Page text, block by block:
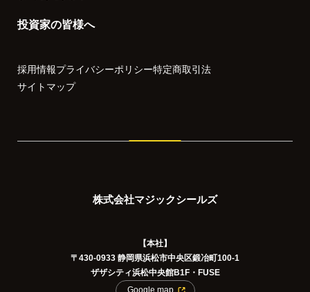
投資家の皆様へ
採用情報プライバシーポリシー特定商取引法
サイトマップ
株式会社マジックシールズ
【本社】
〒430-0933 静岡県浜松市中央区鍛冶町100-1
ザザシティ浜松中央館B1F・FUSE
Google map